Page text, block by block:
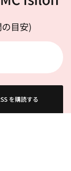
目安)
を購読する